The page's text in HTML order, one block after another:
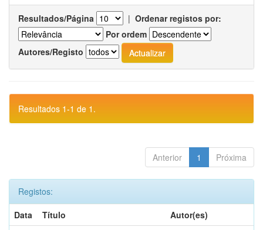
Resultados/Página | Ordenar registos por:
Por ordem
Autores/Registo
Resultados 1-1 de 1.
Anterior 1 Próxima
Registos:
Data
Título
Autor(es)